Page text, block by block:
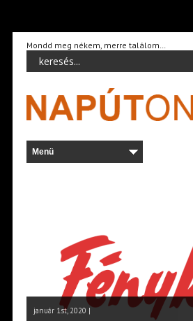
Mondd meg nékem, merre találom…
január 1st, 2020 |